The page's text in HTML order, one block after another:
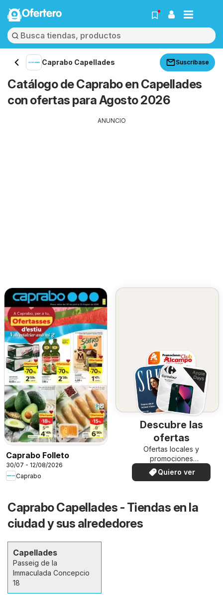
Ofertero
Caprabo Capellades Suscríbase
Catálogo de Caprabo en Capellades
con ofertas para Agosto 2026
ANUNCIO
Caprabo Folleto
30/07 - 12/08/2026
Caprabo
Descubre las
ofertas
Ofertas locales y
promociones
especiales.
Quiero ver
Caprabo Capellades - Tiendas en la
ciudad y sus alrededores
Capellades
Passeig de la
Immaculada Concepcio
18